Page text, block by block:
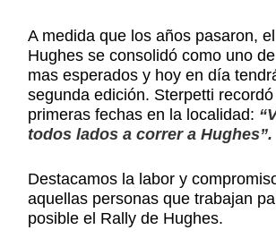
A medida que los años pasaron,
Hughes se consolidó como uno
mas esperados y hoy en día
segunda edición. Sterpetti
primeras fechas en la localidad:
todos lados a correr a Hughes”.
Destacamos la labor y
aquellas personas que trabajan
posible el Rally de Hughes.